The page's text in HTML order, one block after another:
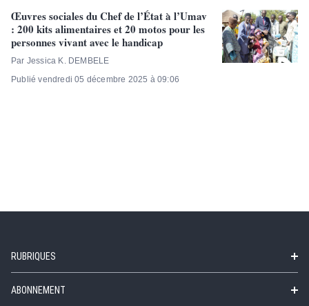
Œuvres sociales du Chef de l’État à l’Umav
: 200 kits alimentaires et 20 motos pour les
personnes vivant avec le handicap
Par Jessica K. DEMBELE
Publié vendredi 05 décembre 2025 à 09:06
RUBRIQUES
ABONNEMENT